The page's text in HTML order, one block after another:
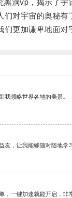
vp，揭示了宇
宇宙的奥秘有
更加谦卑地面对
我领略世界各地的美景。
友，让我能够随时随地学
，一键加速就能开启，非